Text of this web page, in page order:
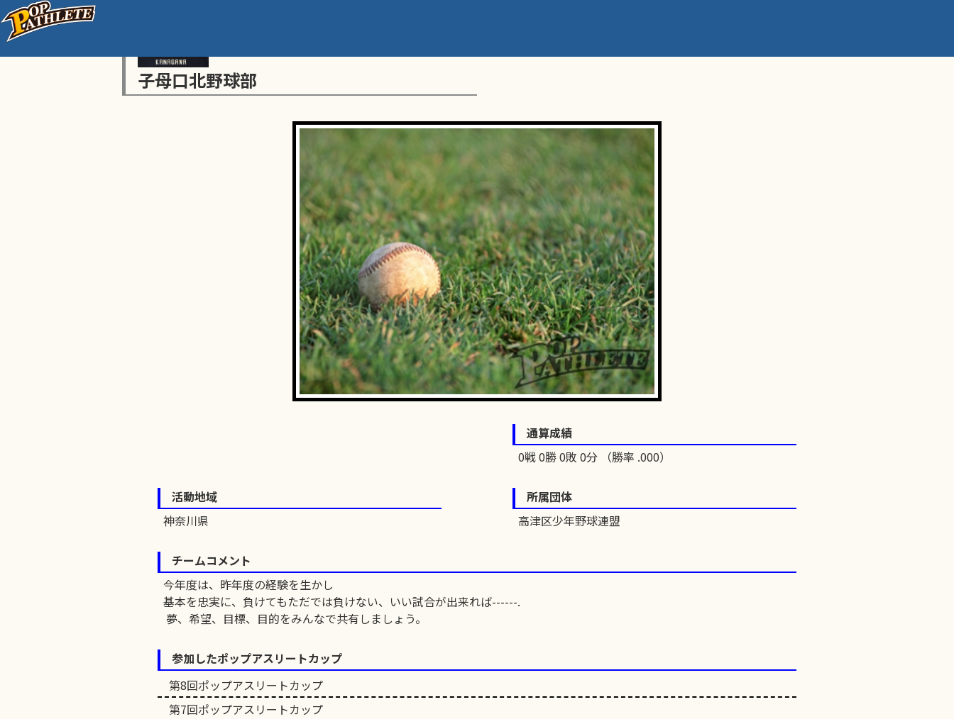
子母口北野球部
通算成績
0戦 0勝 0敗 0分 （勝率 .000）
活動地域
神奈川県
所属団体
高津区少年野球連盟
チームコメント
今年度は、昨年度の経験を生かし
基本を忠実に、負けてもただでは負けない、いい試合が出来れば------.
夢、希望、目標、目的をみんなで共有しましょう。
参加したポップアスリートカップ
第8回ポップアスリートカップ
第7回ポップアスリートカップ